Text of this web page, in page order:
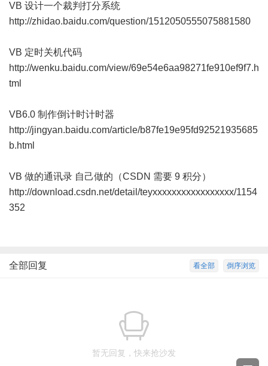
VB 设计一个裁判打分系统
http://zhidao.baidu.com/question/1512050555075881580
VB 定时关机代码
http://wenku.baidu.com/view/69e54e6aa98271fe910ef9f7.h
tml
VB6.0 制作倒计时计时器
http://jingyan.baidu.com/article/b87fe19e95fd92521935685
b.html
VB 做的通讯录 自己做的（CSDN 需要 9 积分）
http://download.csdn.net/detail/teyxxxxxxxxxxxxxxxxx/1154
352
倒序浏览
看全部
全部回复
暂无回复，快来抢沙发